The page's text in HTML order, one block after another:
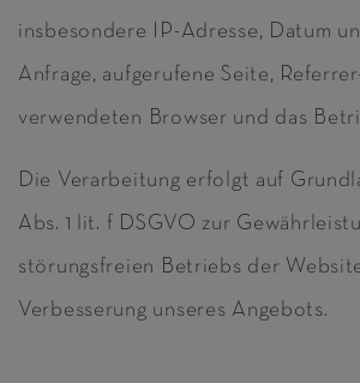
insbesondere IP-Adresse, Datum
Anfrage, aufgerufene Seite,
verwendeten Browser und das
Die Verarbeitung erfolgt auf
Abs. 1 lit. f DSGVO zur
störungsfreien Betriebs der
Verbesserung unseres Angebots.